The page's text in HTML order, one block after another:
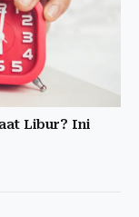
Libur? Ini